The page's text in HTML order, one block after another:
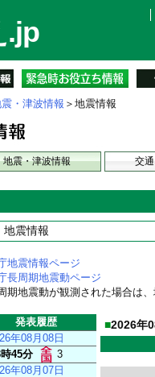
.jp
・津波情報 ＞地震情報
地震・津波情報 交
地震情報
地震情報ページ
長周期地震動ページ
期地震動が観測された場合は、
発表履歴
年08月08日
45分
3
年08月07日
■2026年